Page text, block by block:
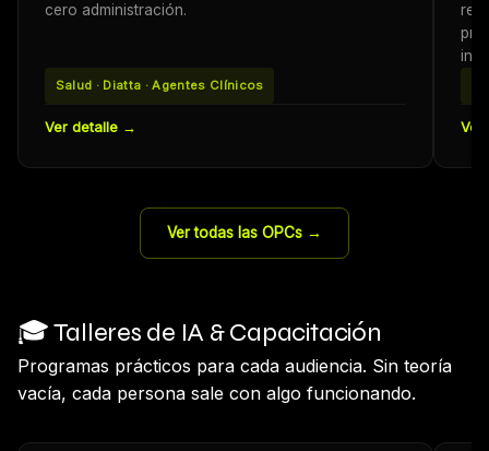
cero administración.
Salud · Diatta · Agentes Clínicos
Ver detalle → Ver
Ver todas las OPCs →
🎓 Talleres de IA & Capacitación
Programas prácticos para cada audiencia. Sin teoría
vacía, cada persona sale con algo funcionando.